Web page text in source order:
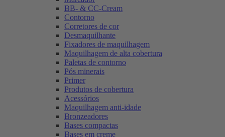
BB- & CC-Cream
Contorno
Corretores de cor
Desmaquilhante
Fixadores de maquilhagem
Maquilhagem de alta cobertura
Paletas de contorno
Pós minerais
Primer
Produtos de cobertura
Acessórios
Maquilhagem anti-idade
Bronzeadores
Bases compactas
Bases em creme